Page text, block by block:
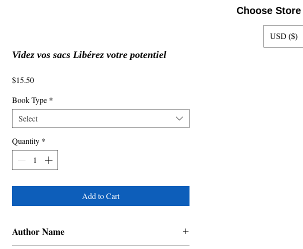
Videz vos sacs Libérez votre potentiel
$15.50Price
Book Type *
Select
Quantity *
Add to Cart
Author Name
USD ($)
Choose